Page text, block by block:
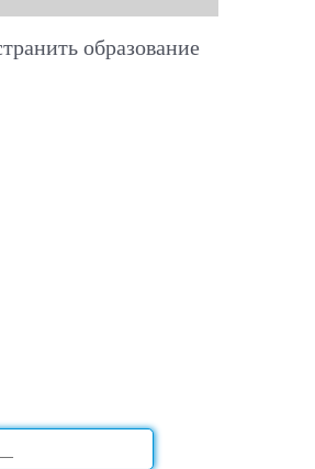
образование